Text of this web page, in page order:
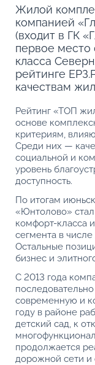
Жилой
компанией
(входит в ГК
первое место
класса
рейтинге
качествам
Рейтинг «ТОП
основе
критериям,
Среди них —
социальной и
уровень
доступность.
По итогам
«Юнтолово»
комфорт-класса
сегмента в
Остальные
бизнес и
С 2013 года
современную и
году в районе
детский сад, к
продолжается
дорожной сети и